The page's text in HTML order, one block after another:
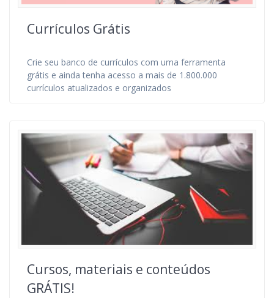
Currículos Grátis
Crie seu banco de currículos com uma ferramenta
grátis e ainda tenha acesso a mais de 1.800.000
currículos atualizados e organizados
Cursos, materiais e conteúdos
GRÁTIS!